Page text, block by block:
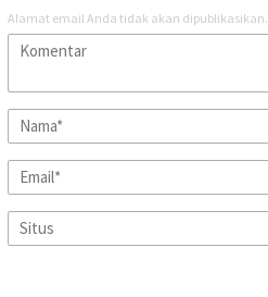
Alamat email Anda tidak akan dipublikasikan.